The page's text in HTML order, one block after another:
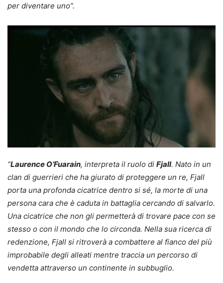
per diventare uno”.
“Laurence O’Fuarain, interpreta il ruolo di Fjall. Nato in un
clan di guerrieri che ha giurato di proteggere un re, Fjall
porta una profonda cicatrice dentro si sé, la morte di una
persona cara che è caduta in battaglia cercando di salvarlo.
Una cicatrice che non gli permetterà di trovare pace con se
stesso o con il mondo che lo circonda. Nella sua ricerca di
redenzione, Fjall si ritroverà a combattere al fianco del più
improbabile degli alleati mentre traccia un percorso di
vendetta attraverso un continente in subbuglio.